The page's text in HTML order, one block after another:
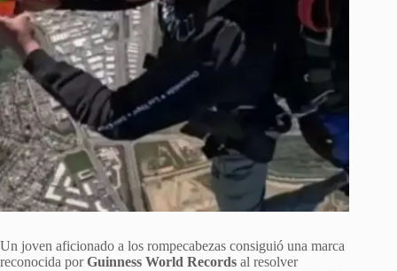
Un joven aficionado a los rompecabezas consiguió una marca
reconocida porGuinness World Records al resolver